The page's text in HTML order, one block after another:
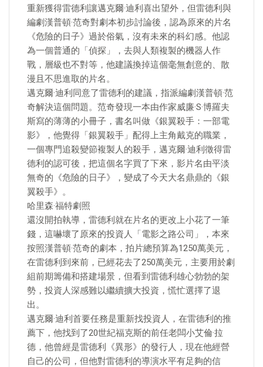
重新獲得雷德利讓邁克爾·迪利喜出望外，但雷德利與
編劇漢普頓·范奇對劇本初步討論後，認為原來的片名
《危險的日子》過於俗氣，沒有未來的科幻感。他認
為一個普通的「偵探」，去與人類複製的機器人作
戰，層級也不對等，他建議換掉這個毫無創意的、散
漫且不思進取的片名。
邁克爾·迪利同意了雷德利的建議，指派編劇漢普頓·范
奇解決這個問題。范奇發現一本由作家威廉·S·博羅夫
斯寫的薄薄的小冊子，書名叫做《銀翼殺手：一部電
影》，他覺得「銀翼殺手」配得上主角戴克的職業，
一個專門追殺變節複製人的殺手，邁克爾·迪利徵得雷
德利的認可後，把這個名字買了下來，影片名由平淡
無奇的《危險的日子》，變成了今天大名鼎鼎的《銀
翼殺手》。
哈里森·福特劇照
還沒開拍執導，雷德利就在片名的更改上小花了一筆
錢，這嚇壞了原來的投資人「電影之路公司」，本來
按照漢普頓·范奇的劇本，拍片總預算為1250萬美元，
在雷德利到來前，已經花去了250萬美元，主要用於劇
組前期籌備和搭建場景，但看到雷德利雄心勃勃的架
勢，投資人深感難以繼續擴大投資，慌忙選擇了退
出。
邁克爾·迪利首要任務是重新找投資人，在雷德利的推
薦下，他找到了20世紀福克斯的前任老闆小艾倫·拉
德，他曾經是雷德利《異形》的發行人，現在他經營
自己的公司，但他對雷德利的導演水平有足夠的信